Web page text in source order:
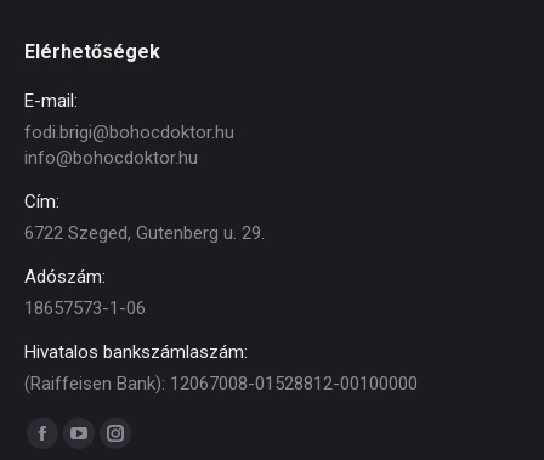
Elérhetőségek
E-mail:
fodi.brigi@bohocdoktor.hu
info@bohocdoktor.hu
Cím:
6722 Szeged, Gutenberg u. 29.
Adószám:
18657573-1-06
Hivatalos bankszámlaszám:
(Raiffeisen Bank): 12067008-01528812-00100000
Find us on:
Facebook
YouTubeInstagram